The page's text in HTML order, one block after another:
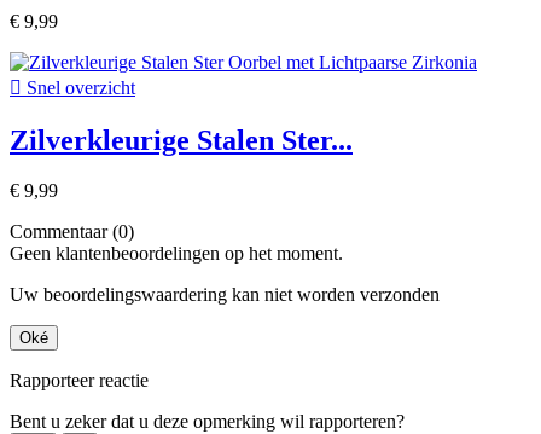
€ 9,99
 Snel overzicht
Zilverkleurige Stalen Ster...
€ 9,99
Commentaar (0)
Geen klantenbeoordelingen op het moment.
Uw beoordelingswaardering kan niet worden verzonden
Oké
Rapporteer reactie
Bent u zeker dat u deze opmerking wil rapporteren?